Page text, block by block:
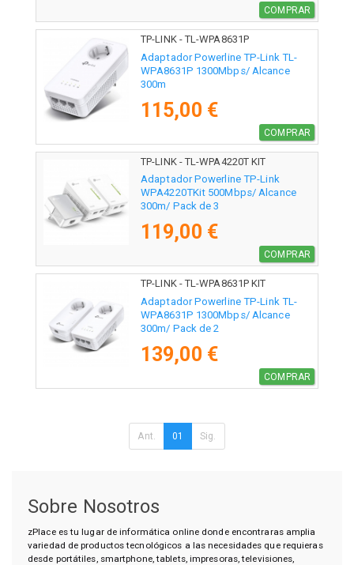
COMPRAR
TP-LINK - TL-WPA8631P
Adaptador Powerline TP-Link TL-
WPA8631P 1300Mbps/ Alcance
300m
115,00 €
COMPRAR
TP-LINK - TL-WPA4220T KIT
Adaptador Powerline TP-Link
WPA4220TKit 500Mbps/ Alcance
300m/ Pack de 3
119,00 €
COMPRAR
TP-LINK - TL-WPA8631P KIT
Adaptador Powerline TP-Link TL-
WPA8631P 1300Mbps/ Alcance
300m/ Pack de 2
139,00 €
COMPRAR
Ant. 01 Sig.
Sobre Nosotros
zPlace es tu lugar de informática online donde encontraras amplia
variedad de productos tecnológicos a las necesidades que requieras
desde portátiles, smartphone, tablets, impresoras, televisiones,